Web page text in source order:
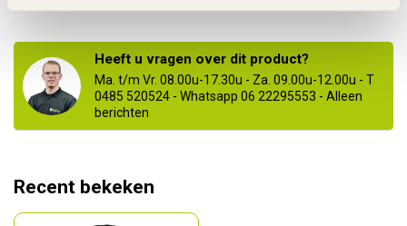
Heeft u vragen over dit product?
Ma. t/m Vr. 08.00u-17.30u - Za. 09.00u-12.00u - T
0485 520524 - Whatsapp 06 22295553 - Alleen
berichten
Recent bekeken